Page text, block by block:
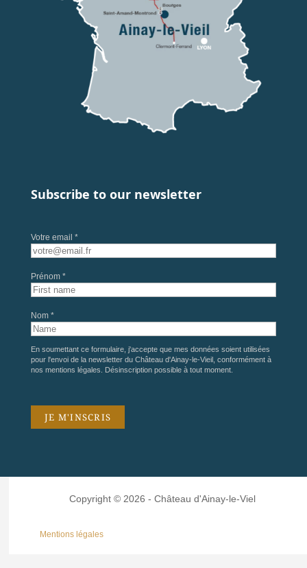
Subscribe to our newsletter
Votre email *
Prénom *
Nom *
En soumettant ce formulaire, j'accepte que mes données soient utilisées
pour l'envoi de la newsletter du Château d'Ainay-le-Vieil, conformément à
nos mentions légales . Désinscription possible à tout moment.
Copyright © 2026 - Château d'Ainay-le-Viel
Mentions légales